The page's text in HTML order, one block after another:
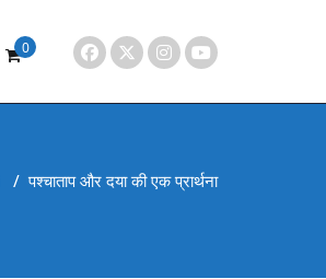
0
/पश्चाताप और दया की एक प्रार्थना